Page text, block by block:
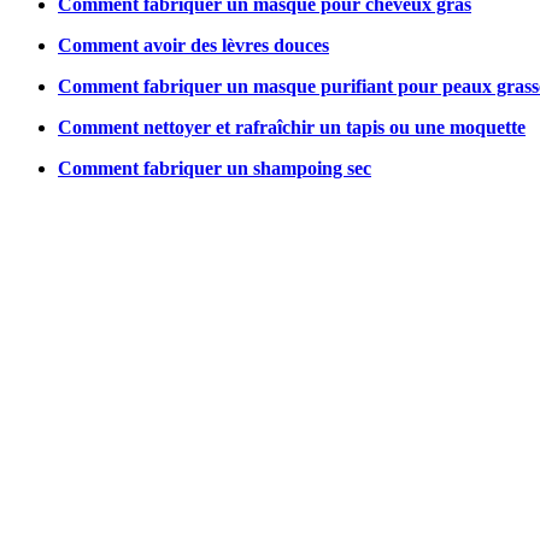
Comment avoir des lèvres douces
Comment fabriquer un masque purifiant pour peaux
Comment nettoyer et rafraîchir un tapis ou une moquette
Comment fabriquer un shampoing sec